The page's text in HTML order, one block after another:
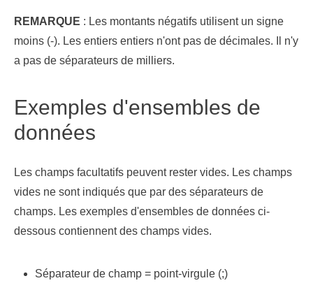
REMARQUE : Les montants négatifs utilisent un signe
moins (-). Les entiers entiers n'ont pas de décimales. Il n'y
a pas de séparateurs de milliers.
Exemples d'ensembles de
données
Les champs facultatifs peuvent rester vides. Les champs
vides ne sont indiqués que par des séparateurs de
champs. Les exemples d'ensembles de données ci-
dessous contiennent des champs vides.
Séparateur de champ = point-virgule (;)